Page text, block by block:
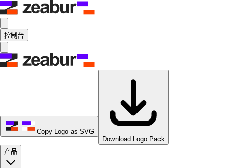
控制台
Copy Logo as SVG
Download Logo Pack
产品